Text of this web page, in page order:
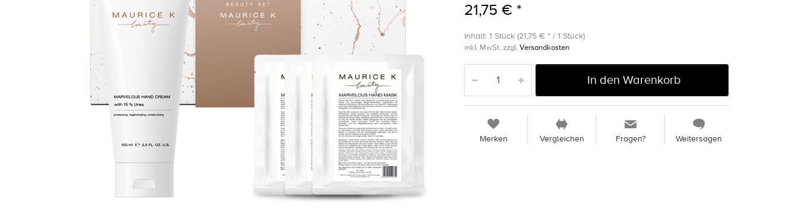
21,75 € *
Inhalt: 1 Stück (21,75 € * / 1 Stück)
inkl. MwSt. zzgl. Versandkosten
In den Warenkorb
Merken Vergleichen Fragen? Weitersagen